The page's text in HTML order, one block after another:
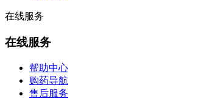
在线服务
在线服务
帮助中心
购药导航
售后服务